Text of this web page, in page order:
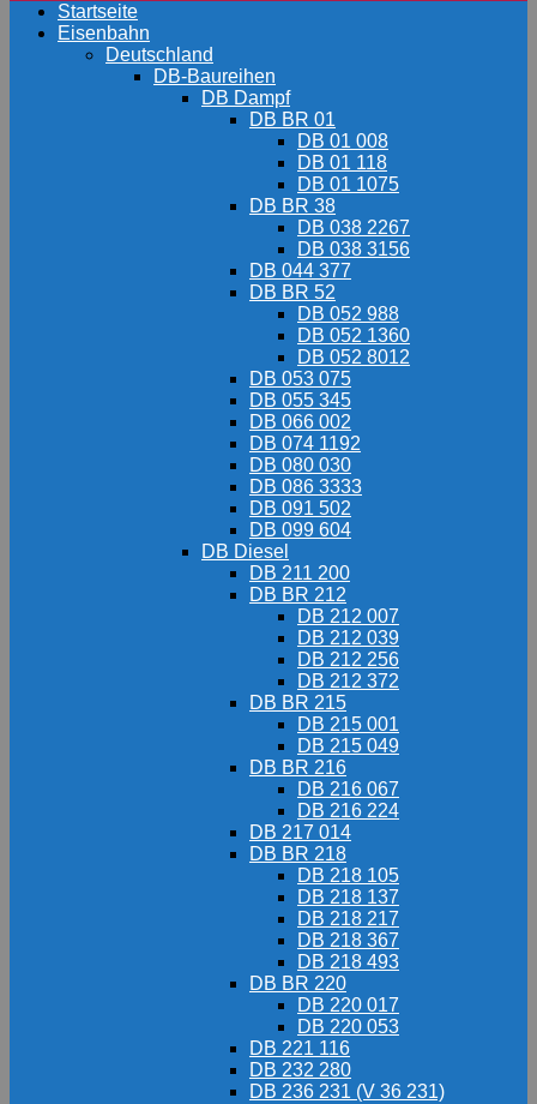
Startseite
Eisenbahn
Deutschland
DB-Baureihen
DB Dampf
DB BR 01
DB 01 008
DB 01 118
DB 01 1075
DB BR 38
DB 038 2267
DB 038 3156
DB 044 377
DB BR 52
DB 052 988
DB 052 1360
DB 052 8012
DB 053 075
DB 055 345
DB 066 002
DB 074 1192
DB 080 030
DB 086 3333
DB 091 502
DB 099 604
DB Diesel
DB 211 200
DB BR 212
DB 212 007
DB 212 039
DB 212 256
DB 212 372
DB BR 215
DB 215 001
DB 215 049
DB BR 216
DB 216 067
DB 216 224
DB 217 014
DB BR 218
DB 218 105
DB 218 137
DB 218 217
DB 218 367
DB 218 493
DB BR 220
DB 220 017
DB 220 053
DB 221 116
DB 232 280
DB 236 231 (V 36 231)